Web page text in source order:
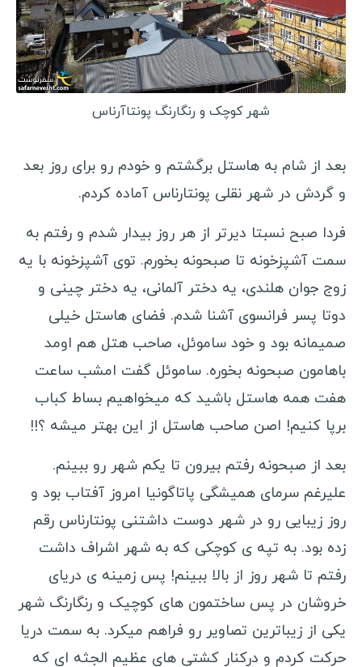
شهر کوچک و رنگارنگ پونتاآرناس
بعد از شام به هاستل برگشتم و خودم رو برای روز بعد
و گردش در شهر نقلی پونتارناس آماده کردم.
فردا صبح نسبتا دیرتر از هر روز بیدار شدم و رفتم به
سمت آشپزخونه تا صبحونه بخورم. توی آشپزخونه با یه
زوج جوان هلندی، یه دختر آلمانی، یه دختر چینی و
دوتا پسر فرانسوی آشنا شدم. فضای هاستل خیلی
صمیمانه بود و خود ساموئل، صاحب هتل هم اومد
باهامون صبحونه بخوره. ساموئل گفت امشب ساعت
هفت همه هاستل باشید که میخواهیم بساط کباب
برپا کنیم! اصن صاحب هاستل از این بهتر میشه ؟!!
بعد از صبحونه رفتم بیرون تا یکم شهر رو ببینم.
علیرغم سرمای همیشگی پاتاگونیا امروز آفتاب بود و
روز زیبایی رو در شهر دوست داشتنی پونتارناس رقم
زده بود. به تپه ی کوچکی که به شهر اشراف داشت
رفتم تا شهر روز از بالا ببینم! پس زمینه ی دریای
خروشان در پس ساختمون های کوچیک و رنگارنگ شهر
یکی از زیباترین تصاویر رو فراهم میکرد. به سمت دریا
حرکت کردم و درکنار کشتی های عظیم الجثه ای که